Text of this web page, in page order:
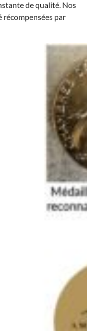
de qualité. Nos
par